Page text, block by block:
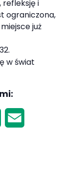
i
ograniczona,
już
w świat